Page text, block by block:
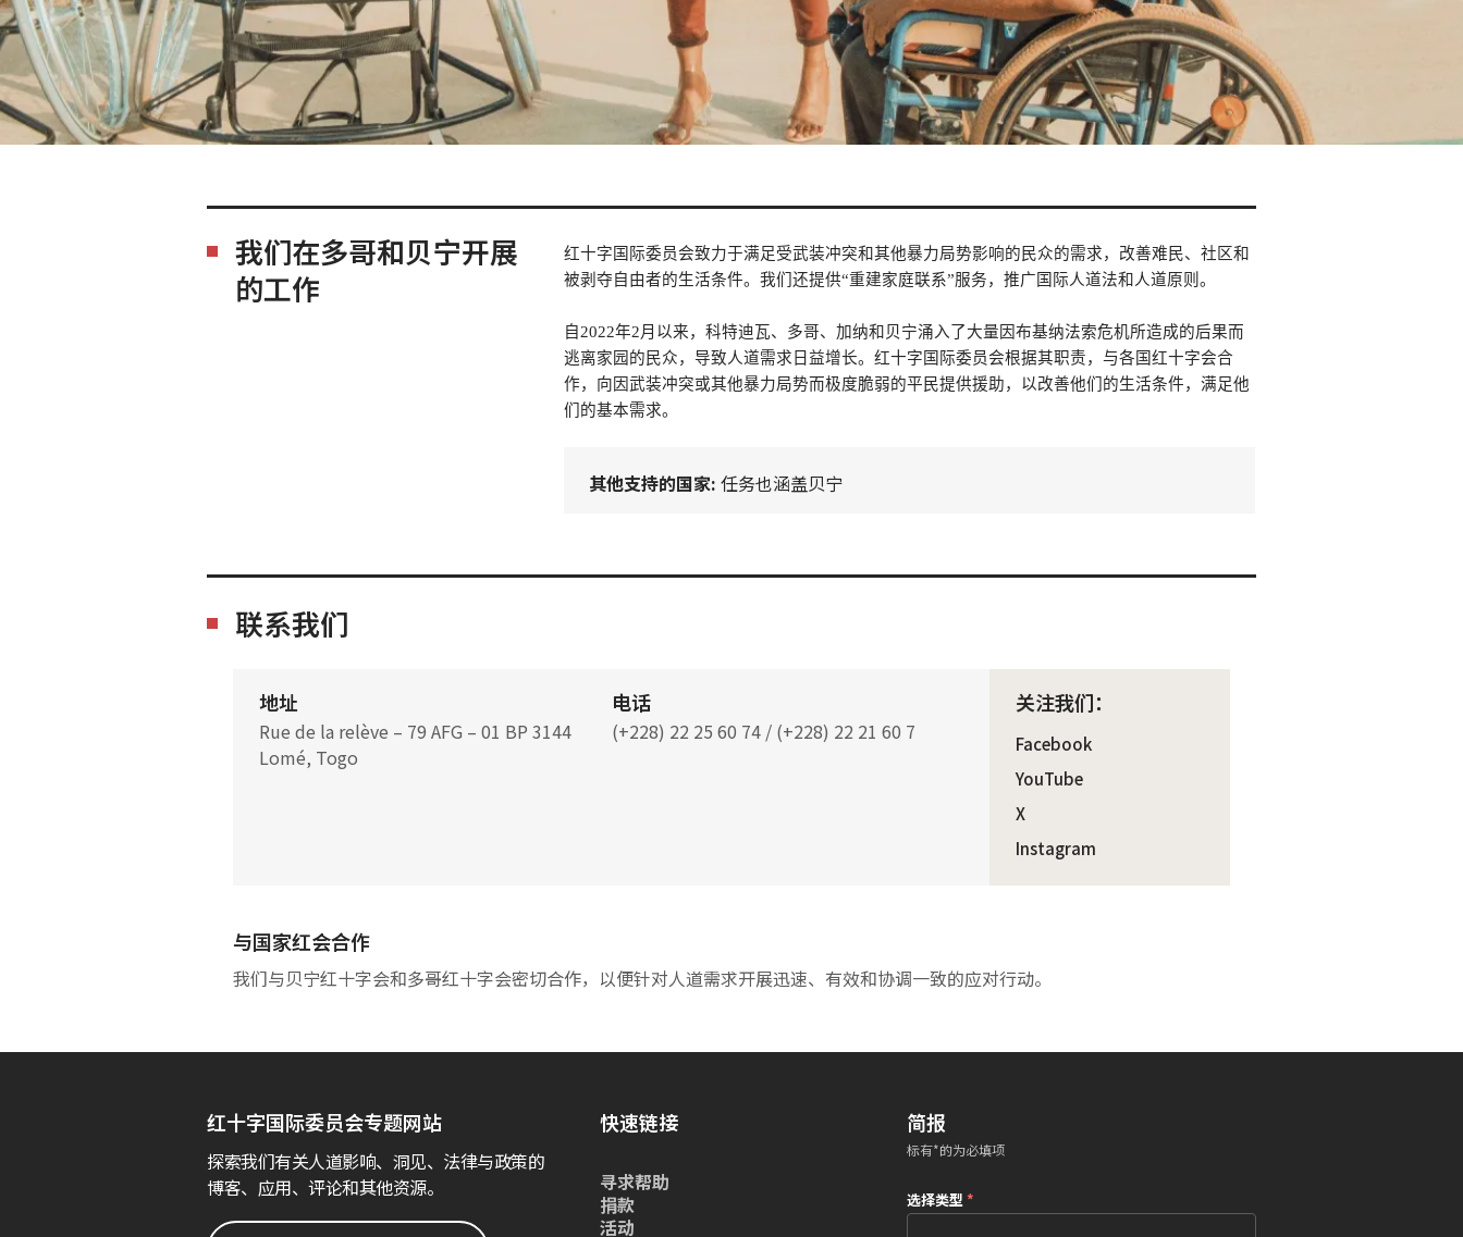
我们在多哥和贝宁开展
的工作
红十字国际委员会致力于满足受武装冲突和其他暴力局势影响的民众的需求，改善难民、社区和
被剥夺自由者的生活条件。我们还提供“重建家庭联系”服务，推广国际人道法和人道原则。
自2022年2月以来，科特迪瓦、多哥、加纳和贝宁涌入了大量因布基纳法索危机所造成的后果而
逃离家园的民众，导致人道需求日益增长。红十字国际委员会根据其职责，与各国红十字会合
作，向因武装冲突或其他暴力局势而极度脆弱的平民提供援助，以改善他们的生活条件，满足他
们的基本需求。
其他支持的国家: 任务也涵盖贝宁
联系我们
地址
Rue de la relève – 79 AFG – 01 BP 3144
Lomé, Togo
电话
(+228) 22 25 60 74 / (+228) 22 21 60 7
关注我们：
Facebook
YouTube
X
Instagram
与国家红会合作
我们与贝宁红十字会和多哥红十字会密切合作，以便针对人道需求开展迅速、有效和协调一致的应对行动。
红十字国际委员会专题网站
探索我们有关人道影响、洞见、法律与政策的
博客、应用、评论和其他资源。
快速链接
寻求帮助
捐款
活动
简报
标有*的为必填项
选择类型 *